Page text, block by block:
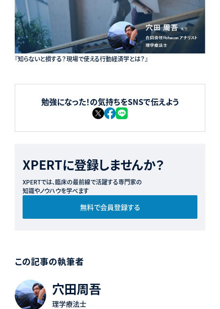
『知らないと損する？現場で使える行動経済学とは？』
勉強になった！の気持ちをSNSで伝えよう
XPERTに登録しませんか？
XPERTでは、臨床の最前線で活躍する専門家の
知識やノウハウを学べます
無料で会員登録する
この記事の執筆者
穴田周吾
理学療法士